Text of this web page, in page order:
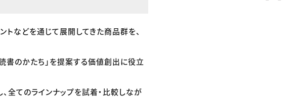
トなどを通じて展開してきた商品群を、
書のかたち」を提案する価値創出に役立
全てのラインナップを試着・比較しなが